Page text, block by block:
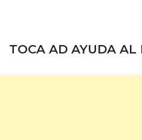
TOCA AD AYUDA AL